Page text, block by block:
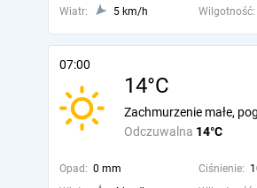
Wiatr:
5 km/h Wilgotność:
07:00
14°C
Odczuwalna 14°C
Zachmurzenie małe,
Opad: 0 mm Ciśnienie: